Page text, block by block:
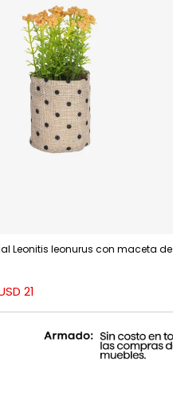
Leonitis leonurus con maceta de
21